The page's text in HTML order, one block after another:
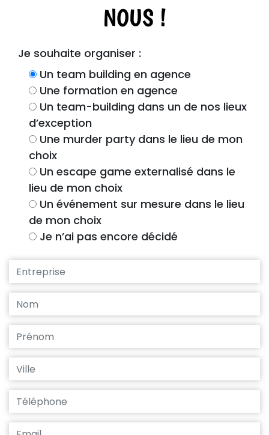
NOUS !
Je souhaite organiser :
Un team building en agence
Une formation en agence
Un team-building dans un de nos lieux
d’exception
Une murder party dans le lieu de mon
choix
Un escape game externalisé dans le
lieu de mon choix
Un événement sur mesure dans le lieu
de mon choix
Je n’ai pas encore décidé